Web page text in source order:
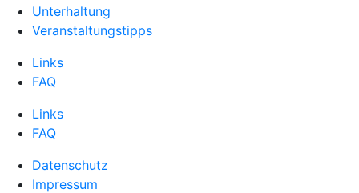
Unterhaltung
Veranstaltungstipps
Links
FAQ
Links
FAQ
Datenschutz
Impressum